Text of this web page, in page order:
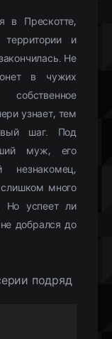
в Прескотте,
и
Не
в чужих
узнает, тем
шаг. Под
муж, его
много
Но успеет ли
добрался до
подряд